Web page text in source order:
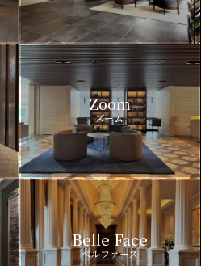
Zoom
ズーム
Belle Face
ベルファース